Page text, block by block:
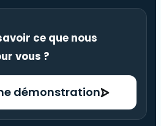
ce que nous
vous ?
démonstration